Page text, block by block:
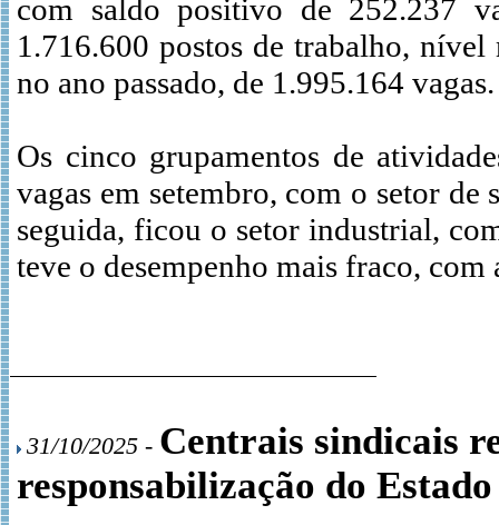
com saldo positivo de 252.237
1.716.600 postos de trabalho,
no ano passado, de 1.995.164 vagas.
Os cinco grupamentos de
vagas em setembro, com o setor
seguida, ficou o setor industrial,
teve o desempenho mais fraco, com
31/10/2025 - Centrais sindicais
responsabilização do Estado